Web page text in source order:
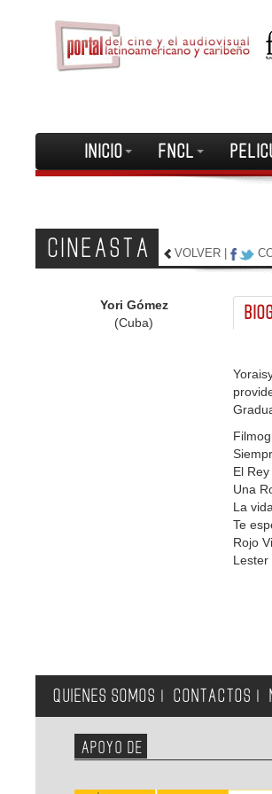
INICIO FNCL
CINEASTA VOLVER
Yori Gómez
(Cuba)
El
Una
La
Te
Rojo
Lester
QUIENES SOMOS CONTACTOS
APOYO DE